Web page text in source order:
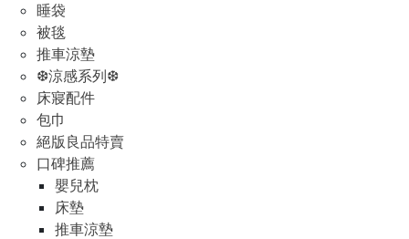
睡袋
被毯
推車涼墊
❆涼感系列❆
床寢配件
包巾
絕版良品特賣
口碑推薦
嬰兒枕
床墊
推車涼墊